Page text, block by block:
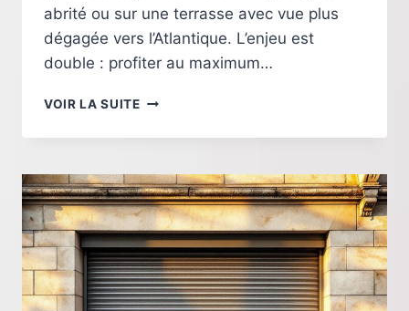
abrité ou sur une terrasse avec vue plus
dégagée vers l’Atlantique. L’enjeu est
double : profiter au maximum…
VOIR LA SUITECOMMENT
SES
VITRÉES
POUR
PROFITER
PLEINEMENT
DE
LA
LUMIÈRE